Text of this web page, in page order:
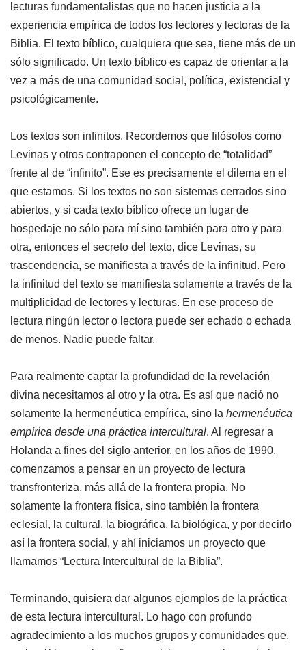
lecturas fundamentalistas que no hacen justicia a la
experiencia empírica de todos los lectores y lectoras de la
Biblia. El texto bíblico, cualquiera que sea, tiene más de un
sólo significado. Un texto bíblico es capaz de orientar a la
vez a más de una comunidad social, política, existencial y
psicológicamente.
Los textos son infinitos. Recordemos que filósofos como
Levinas y otros contraponen el concepto de “totalidad”
frente al de “infinito”. Ese es precisamente el dilema en el
que estamos. Si los textos no son sistemas cerrados sino
abiertos, y si cada texto bíblico ofrece un lugar de
hospedaje no sólo para mí sino también para otro y para
otra, entonces el secreto del texto, dice Levinas, su
trascendencia, se manifiesta a través de la infinitud. Pero
la infinitud del texto se manifiesta solamente a través de la
multiplicidad de lectores y lecturas. En ese proceso de
lectura ningún lector o lectora puede ser echado o echada
de menos. Nadie puede faltar.
Para realmente captar la profundidad de la revelación
divina necesitamos al otro y la otra. Es así que nació no
solamente la hermenéutica empírica, sino la hermenéutica
empírica desde una práctica intercultural. Al regresar a
Holanda a fines del siglo anterior, en los años de 1990,
comenzamos a pensar en un proyecto de lectura
transfronteriza, más allá de la frontera propia. No
solamente la frontera física, sino también la frontera
eclesial, la cultural, la biográfica, la biológica, y por decirlo
así la frontera social, y ahí iniciamos un proyecto que
llamamos “Lectura Intercultural de la Biblia”.
Terminando, quisiera dar algunos ejemplos de la práctica
de esta lectura intercultural. Lo hago con profundo
agradecimiento a los muchos grupos y comunidades que,